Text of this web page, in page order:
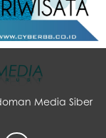
Media Siber